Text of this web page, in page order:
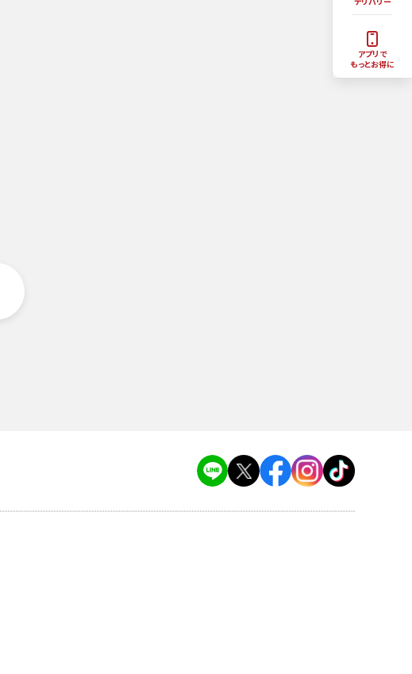
アプリで
もっとお得に